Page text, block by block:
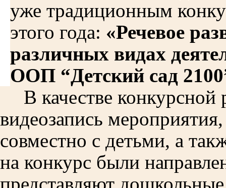
уже традиционным
этого года: «Речевое
различных видах
ООП “Детский сад
В качестве конкурсной
видеозапись
совместно с детьми, а
на конкурс были